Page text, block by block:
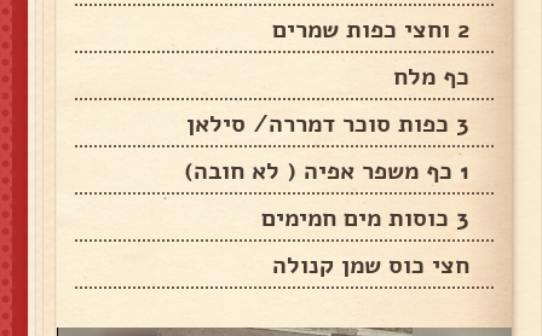
2 וחצי כפות שמרים
כף מלח
3 כפות סוכר דמררה/ סילאן
1 כף משפר אפיה ( לא חובה)
3 כוסות מים חמימים
חצי כוס שמן קנולה